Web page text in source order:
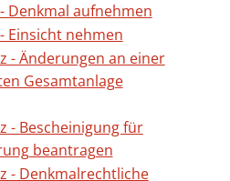
Denkmal aufnehmen
Einsicht nehmen
- Änderungen an einer
Gesamtanlage
- Bescheinigung für
beantragen
- Denkmalrechtliche